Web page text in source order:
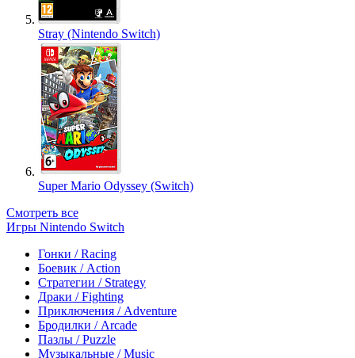
Stray (Nintendo Switch)
Super Mario Odyssey (Switch)
Смотреть все
Игры Nintendo Switch
Гонки / Racing
Боевик / Action
Стратегии / Strategy
Драки / Fighting
Приключения / Adventure
Бродилки / Arcade
Пазлы / Puzzle
Музыкальные / Music